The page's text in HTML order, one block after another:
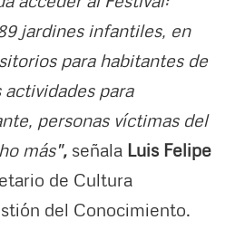
jardines infantiles, en
para habitantes de
para
personas víctimas del
más", señala Luis Felipe
de Cultura
del Conocimiento.